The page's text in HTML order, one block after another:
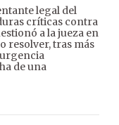
legal del
críticas contra
a la jueza en
resolver, tras más
urgencia
de una